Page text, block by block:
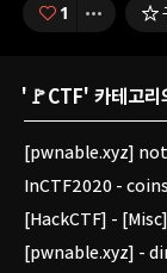
1
' 🚩CTF' 카테고리
[pwnable.xyz]
InCTF2020 -
[HackCTF] -
[pwnable.xyz] -